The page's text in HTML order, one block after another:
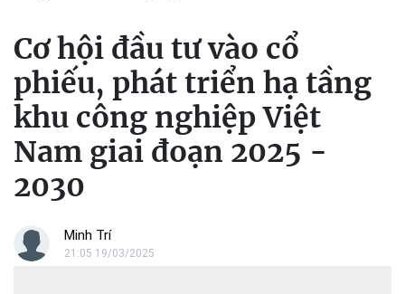
Cơ hội đầu tư vào cổ
phiếu, phát triển hạ tầng
khu công nghiệp Việt
Nam giai đoạn 2025 -
2030
Minh Trí
21:05 19/03/2025